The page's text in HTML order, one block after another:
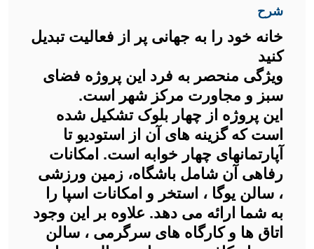
شرح
خانه خود را به جهانی پر از فعالیت تبدیل
کنید
ویژگی منحصر به فرد این پروژه فضای
سبز و مجاورت مرکز شهر است.
این پروژه از چهار بلوک تشکیل شده
است که گزینه های آن از استودیو تا
آپارتمانهای چهار خوابه است. امکانات
رفاهی آن شامل باشگاه، زمین ورزشی
، سالن یوگا ، استخر و امکانات اسپا را
به شما ارائه می دهد. علاوه بر این وجود
اتاق ها و کارگاه های سرگرمی ، سالن